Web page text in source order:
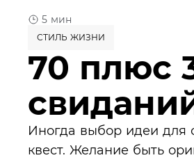
5 мин
СТИЛЬ ЖИЗНИ
70 плюс
Иногда выбор идеи для
квест. Желание быть